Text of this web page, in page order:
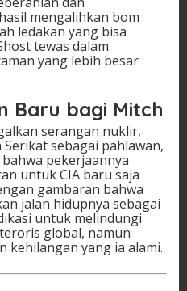
mengalihkan bom
ledakan yang bisa
tewas dalam
yang lebih besar
Baru bagi Mitch
serangan nuklir,
sebagai pahlawan,
pekerjaannya
untuk CIA baru saja
gambaran bahwa
jalan hidupnya sebagai
untuk melindungi
global, namun
kehilangan yang ia alami.